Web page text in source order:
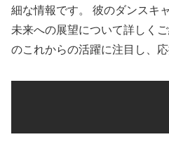
細な情報です。 彼のダンスキ
未来への展望について詳しく
のこれからの活躍に注目し、